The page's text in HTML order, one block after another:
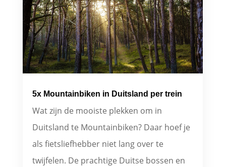
5x Mountainbiken in Duitsland per trein
Wat zijn de mooiste plekken om in
Duitsland te Mountainbiken? Daar hoef je
als fietsliefhebber niet lang over te
twijfelen. De prachtige Duitse bossen en